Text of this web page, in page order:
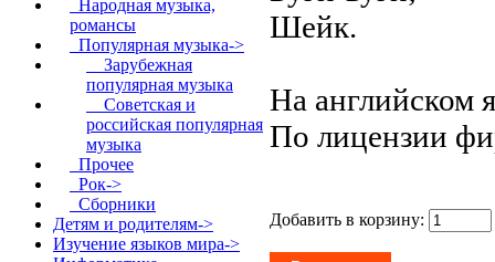
Народная музыка,
романсы
Популярная музыка->
Зарубежная
популярная музыка
Советская и
российская популярная
музыка
Прочее
Рок->
Сборники
Детям и родителям->
Изучение языков мира->
Шейк.
На английском
По лицензии
Добавить в корзину: